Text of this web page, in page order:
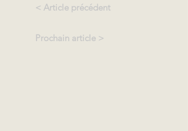
< Article précédent
Prochain article >